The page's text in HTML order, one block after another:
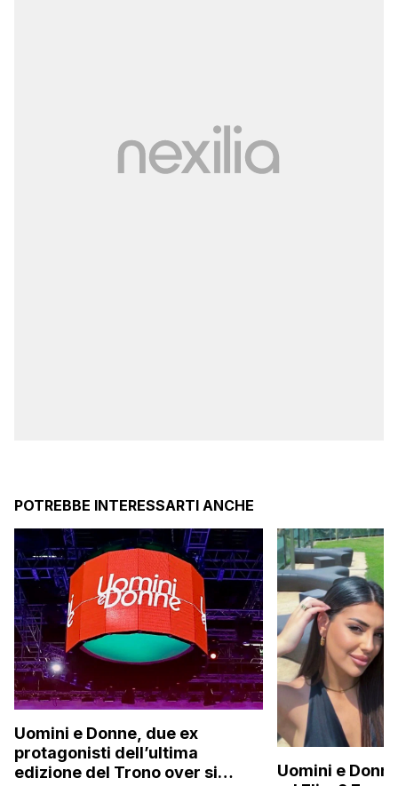
POTREBBE INTERESSARTI ANCHE
Uomini e Donne, due ex
protagonisti dell’ultima
edizione del Trono over si
Uomini e